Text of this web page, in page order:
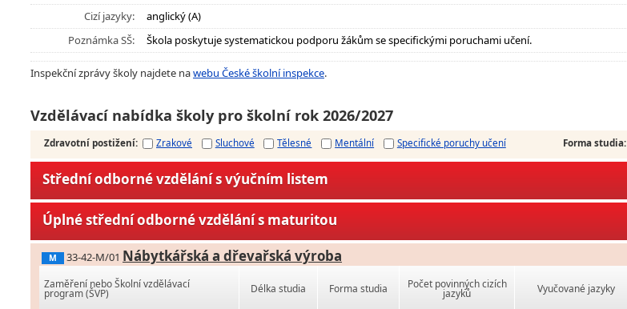
Cizí jazyky:
anglický (A)
Poznámka SŠ:
Škola poskytuje systematickou podporu žákům se specifickými poruchami učení.
Inspekční zprávy školy najdete nawebu České školní inspekce.
Vzdělávací nabídka školy pro školní rok 2026/2027
Zdravotní postižení: Zrakové Sluchové Tělesné Mentální Specifické poruchy učení Forma studia:
Střední odborné vzdělání s výučním listem
Úplné střední odborné vzdělání s maturitou
M 33-42-M/01 Nábytkářská a dřevařská výroba
Zaměření nebo Školní vzdělávací
program (ŠVP) Délka studia Forma studia Počet povinných cizích
jazyků Vyučované jazyky